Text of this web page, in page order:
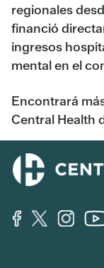
regionales
financió
ingresos
mental en el
Encontrará
Central Health